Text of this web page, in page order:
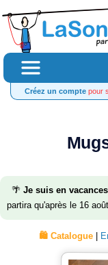
Créez un comptepour
🌴 Je suis en
partira qu'après le 16
🛍️ Catalogue